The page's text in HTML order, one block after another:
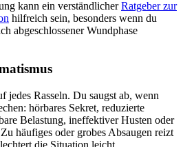
kann ein verständlicherRatgeber zur
hilfreich sein, besonders wenn du
abgeschlossener Wundphase
jedes Rasseln. Du saugst ab, wenn
hörbares Sekret, reduzierte
Belastung, ineffektiver Husten oder
häufiges oder grobes Absaugen reizt